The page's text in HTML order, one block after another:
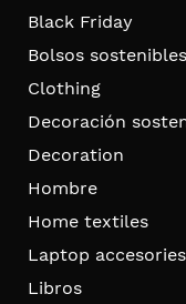
Black Friday
Bolsos
Clothing
Decoración
Decoration
Hombre
Home textiles
Laptop accesories
Libros